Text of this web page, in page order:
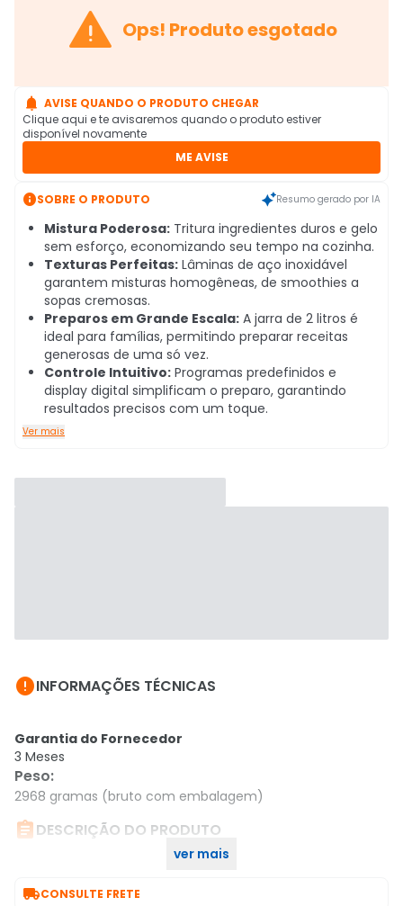
 Ops! Produto esgotado
 AVISE QUANDO O PRODUTO CHEGAR
Clique aqui e te avisaremos quando o produto estiver
disponível novamente
ME AVISE
SOBRE O PRODUTO Resumo gerado por IA
Mistura Poderosa: Tritura ingredientes duros e gelo
sem esforço, economizando seu tempo na cozinha.
Texturas Perfeitas: Lâminas de aço inoxidável
garantem misturas homogêneas, de smoothies a
sopas cremosas.
Preparos em Grande Escala: A jarra de 2 litros é
ideal para famílias, permitindo preparar receitas
generosas de uma só vez.
Controle Intuitivo: Programas predefinidos e
display digital simplificam o preparo, garantindo
resultados precisos com um toque.
Ver mais
INFORMAÇÕES TÉCNICAS
Garantia do Fornecedor
3 Meses
Peso:
2968 gramas (bruto com embalagem)
DESCRIÇÃO DO PRODUTO
ver mais
CONSULTE FRETE